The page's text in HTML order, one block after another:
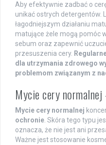
Aby efektywnie zadbać o
unikać ostrych detergentów.
łagodniejszym działaniu
matujące żele mogą pomóc
sebum oraz zapewnić
przesuszenia cery.
dla utrzymania zdrowego
problemom związanym z
Mycie cery
Mycie cery normalnej
ochronie. Skóra tego typu
oznacza, że nie jest ani
Ważne jest stosowanie